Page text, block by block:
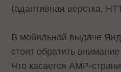
(адаптивная верстка,
В мобильной выдаче
стоит обратить
Что касается AMP-